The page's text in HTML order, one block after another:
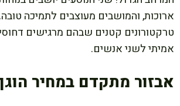
ארוכות, והמושבים מעוצבים לתמיכה
טרקטורונים קטנים שבהם מרגישים
אמיתי לשני אנשים.
אבזור מתקדם במחיר הוגן